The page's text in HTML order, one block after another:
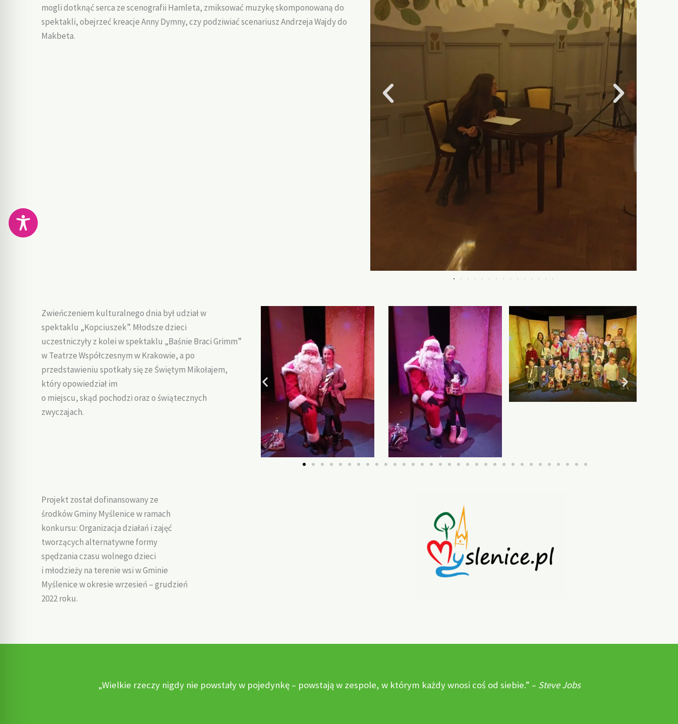
mogli dotknąć serca ze scenografii Hamleta, zmiksować muzykę skomponowaną do
spektakli, obejrzeć kreacje Anny Dymny, czy podziwiać scenariusz Andrzeja Wajdy do
Makbeta.
Zwieńczeniem kulturalnego dnia był udział w
spektaklu „Kopciuszek”. Młodsze dzieci
uczestniczyły z kolei w spektaklu „Baśnie Braci Grimm”
w Teatrze Współczesnym w Krakowie, a po
przedstawieniu spotkały się ze Świętym Mikołajem,
który opowiedział im
o miejscu, skąd pochodzi oraz o świątecznych
zwyczajach.
Projekt został dofinansowany ze
środków Gminy Myślenice w ramach
konkursu: Organizacja działań i zajęć
tworzących alternatywne formy
spędzania czasu wolnego dzieci
i młodzieży na terenie wsi w Gminie
Myślenice w okresie wrzesień – grudzień
2022 roku.
„Wielkie rzeczy nigdy nie powstały w pojedynkę – powstają w zespole, w którym każdy wnosi coś od siebie.” – Steve Jobs